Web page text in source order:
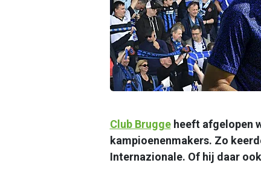
Club Bruggeheeft afgelopen
kampioenenmakers. Zo
Internazionale. Of hij daar